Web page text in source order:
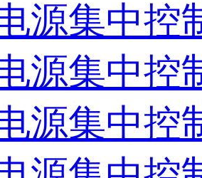
源集中控
源集中控
源集中控